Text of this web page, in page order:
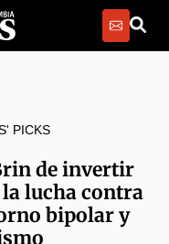
PICKS
de invertir
lucha contra
bipolar y